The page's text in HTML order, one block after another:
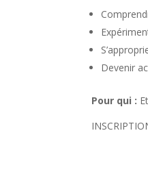
Devenir
Pour qui :